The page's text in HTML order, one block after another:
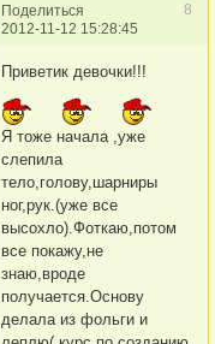
Поделиться
8
2012-11-12 15:28:45
Приветик девочки!!!
Я тоже начала ,уже
слепила
тело,голову,шарниры
ног,рук.(уже все
высохло).Фоткаю,потом
все покажу,не
знаю,вроде
получается.Основу
делала из фольги и